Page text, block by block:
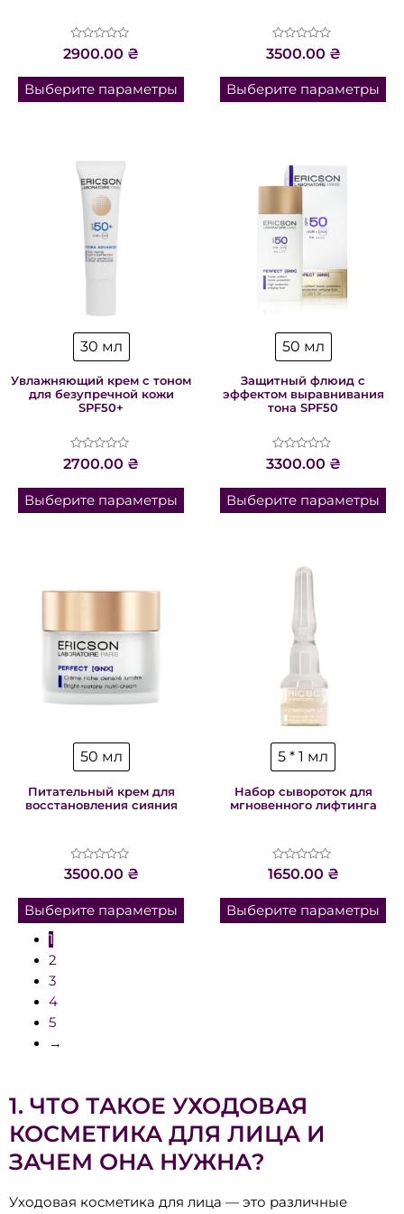
Оценка
0
2900.00 ₴
Выберите параметры
Оценка
0
3500.00 ₴
Выберите параметры
30 мл
Увлажняющий крем с тоном
для безупречной кожи
SPF50+
Оценка
0
2700.00 ₴
Выберите параметры
50 мл
Защитный флюид с
эффектом выравнивания
тона SPF50
Оценка
0
3300.00 ₴
Выберите параметры
50 мл
Питательный крем для
восстановления сияния
Оценка
0
3500.00 ₴
Выберите параметры
5 * 1 мл
Набор сывороток для
мгновенного лифтинга
Оценка
0
1650.00 ₴
Выберите параметры
1
2
3
4
5
→
1. ЧТО ТАКОЕ УХОДОВАЯ
КОСМЕТИКА ДЛЯ ЛИЦА И
ЗАЧЕМ ОНА НУЖНА?
Уходовая косметика для лица — это различные